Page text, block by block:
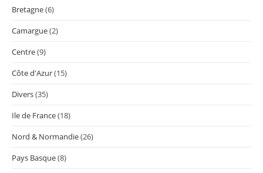
Bretagne(6)
Camargue(2)
Centre(9)
Côte d'Azur(15)
Divers(35)
Ile de France(18)
Nord & Normandie(26)
Pays Basque(8)